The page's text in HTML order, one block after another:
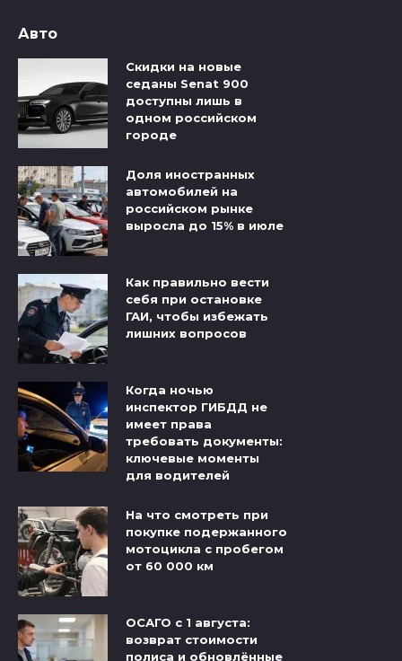
Авто
Скидки на новые
седаны Senat 900
доступны лишь в
одном российском
городе
Доля иностранных
автомобилей на
российском рынке
выросла до 15% в июле
Как правильно вести
себя при остановке
ГАИ, чтобы избежать
лишних вопросов
Когда ночью
инспектор ГИБДД не
имеет права
требовать документы:
ключевые моменты
для водителей
На что смотреть при
покупке подержанного
мотоцикла с пробегом
от 60 000 км
ОСАГО с 1 августа:
возврат стоимости
полиса и обновлённые